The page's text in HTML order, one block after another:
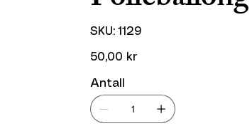
SKU: SKU
1129
1129
Pris
50,00 kr
Antall